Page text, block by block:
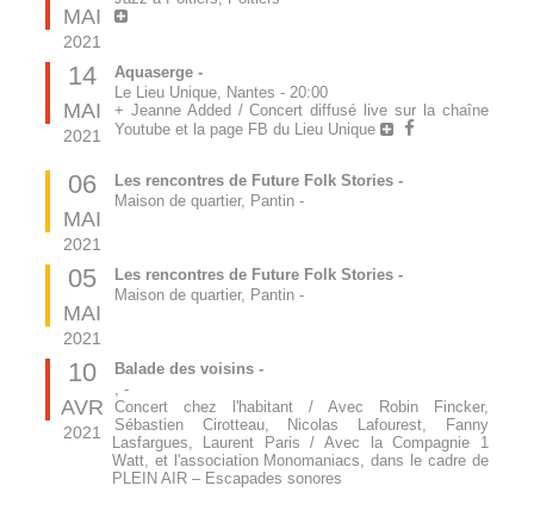
MAI
2021
14
MAI
2021
Aquaserge -
Le Lieu Unique, Nantes - 20:00
+ Jeanne Added / Concert diffusé live sur la chaîne
Youtube et la page FB du Lieu Unique
06
MAI
2021
Les rencontres de Future Folk Stories -
Maison de quartier, Pantin -
05
MAI
2021
Les rencontres de Future Folk Stories -
Maison de quartier, Pantin -
10
AVR
2021
Balade des voisins -
, -
Concert chez l'habitant / Avec Robin Fincker,
Sébastien Cirotteau, Nicolas Lafourest, Fanny
Lasfargues, Laurent Paris / Avec la Compagnie 1
Watt, et l'association Monomaniacs, dans le cadre de
PLEIN AIR – Escapades sonores